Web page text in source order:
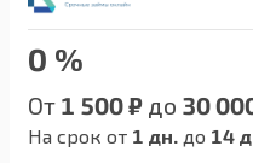
0 %
От 1 500 ₽ до 30
На срок от 1 дн. до 14